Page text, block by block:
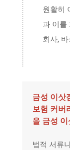
원활히
과 이를
회사,
금성 이삿
보험 커버
을 금성
법적 서류